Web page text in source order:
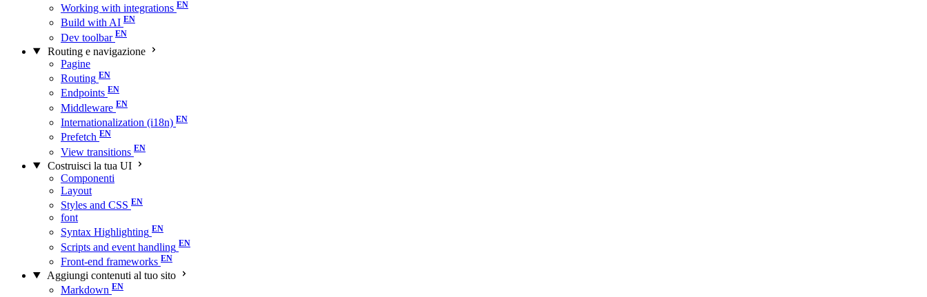
Working with integrations
Build with AI
Dev toolbar
Routing e navigazione
Pagine
Routing
Endpoints
Middleware
Internationalization (i18n)
Prefetch
View transitions
Costruisci la tua UI
Componenti
Layout
Styles and CSS
font
Syntax Highlighting
Scripts and event handling
Front-end frameworks
Aggiungi contenuti al tuo sito
Markdown